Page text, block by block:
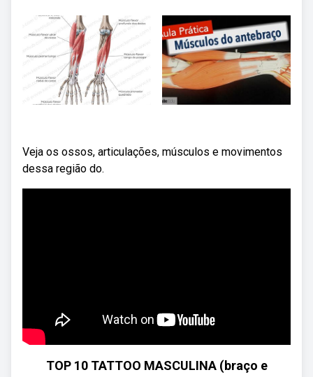
Veja os ossos, articulações, músculos e movimentos
dessa região do.
TOP 10 TATTOO MASCULINA (braço e